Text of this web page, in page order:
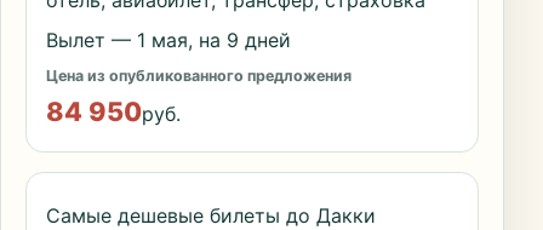
Вылет — 1 мая, на 9 дней
Цена из опубликованного предложения
84 950руб.
Самые дешевые билеты до Дакки